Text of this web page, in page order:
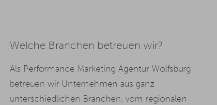
Welche Branchen betreuen wir?
Als Performance Marketing Agentur Wolfsburg
betreuen wir Unternehmen aus ganz
unterschiedlichen Branchen, vom regionalen